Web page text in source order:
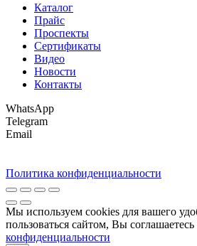
Каталог
Прайс
Проспекты
Сертификаты
Видео
Новости
Контакты
WhatsApp
Telegram
Email
Политика конфиденциальности
Мы используем cookies для вашего
пользоваться сайтом, Вы соглашаетесь
конфиденциальности